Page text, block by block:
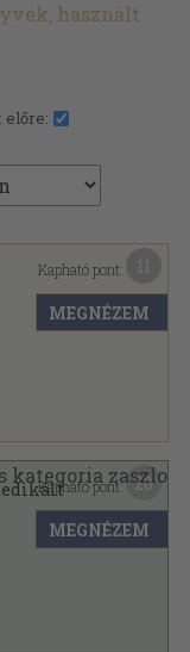
használt
előre:
sorozat
Kapható pont:
MEGNÉZEM
Kapható pont: 20
MEGNÉZEM